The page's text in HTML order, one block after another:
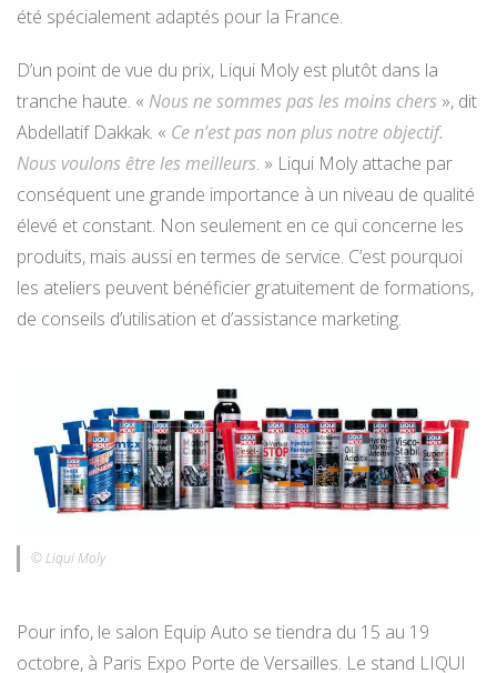
été spécialement adaptés pour la France.
D’un point de vue du prix, Liqui Moly est plutôt dans la
tranche haute. « Nous ne sommes pas les moins chers », dit
Abdellatif Dakkak. « Ce n’est pas non plus notre objectif.
Nous voulons être les meilleurs. » Liqui Moly attache par
conséquent une grande importance à un niveau de qualité
élevé et constant. Non seulement en ce qui concerne les
produits, mais aussi en termes de service. C’est pourquoi
les ateliers peuvent bénéficier gratuitement de formations,
de conseils d’utilisation et d’assistance marketing.
© Liqui Moly
Pour info, le salon Equip Auto se tiendra du 15 au 19
octobre, à Paris Expo Porte de Versailles. Le stand LIQUI